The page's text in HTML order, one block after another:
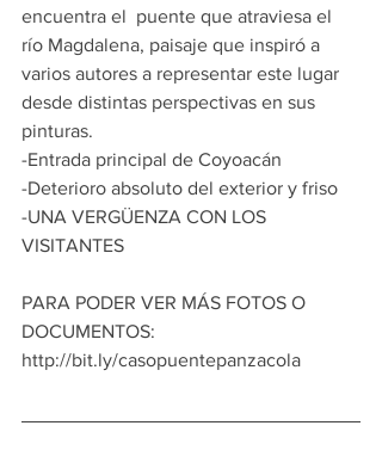
encuentra el  puente que atraviesa el
río Magdalena, paisaje que inspiró a
varios autores a representar este lugar
desde distintas perspectivas en sus
pinturas.
-Entrada principal de Coyoacán
-Deterioro absoluto del exterior y friso
-UNA VERGÜENZA CON LOS
VISITANTES
PARA PODER VER MÁS FOTOS O
DOCUMENTOS:
http://bit.ly/casopuentepanzacola